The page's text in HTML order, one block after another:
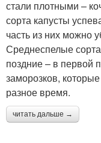
стали плотными –
сорта капусты
часть из них можно
Среднеспелые
поздние – в первой
заморозков,
разное время.
читать дальше →